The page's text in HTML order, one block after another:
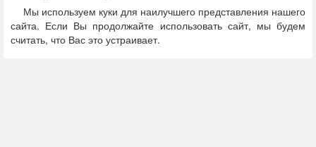
Мы используем куки для наилучшего представления нашего
сайта. Если Вы продолжайте использовать сайт, мы будем
считать, что Вас это устраивает.